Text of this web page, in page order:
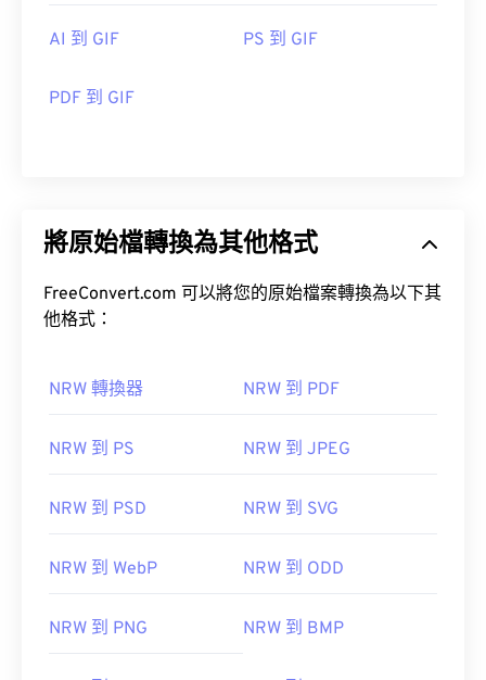
AI 到 GIF PS 到 GIF
PDF 到 GIF
將原始檔轉換為其他格式
FreeConvert.com 可以將您的原始檔案轉換為以下其
他格式：
NRW 轉換器 NRW 到 PDF
NRW 到 PS NRW 到 JPEG
NRW 到 PSD NRW 到 SVG
NRW 到 WebP NRW 到 ODD
NRW 到 PNG NRW 到 BMP